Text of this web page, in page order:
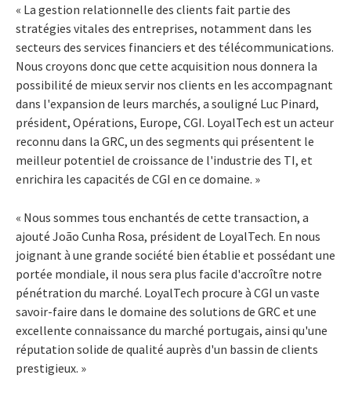
« La gestion relationnelle des clients fait partie des
stratégies vitales des entreprises, notamment dans les
secteurs des services financiers et des télécommunications.
Nous croyons donc que cette acquisition nous donnera la
possibilité de mieux servir nos clients en les accompagnant
dans l'expansion de leurs marchés, a souligné Luc Pinard,
président, Opérations, Europe, CGI. LoyalTech est un acteur
reconnu dans la GRC, un des segments qui présentent le
meilleur potentiel de croissance de l'industrie des TI, et
enrichira les capacités de CGI en ce domaine. »
« Nous sommes tous enchantés de cette transaction, a
ajouté João Cunha Rosa, président de LoyalTech. En nous
joignant à une grande société bien établie et possédant une
portée mondiale, il nous sera plus facile d'accroître notre
pénétration du marché. LoyalTech procure à CGI un vaste
savoir-faire dans le domaine des solutions de GRC et une
excellente connaissance du marché portugais, ainsi qu'une
réputation solide de qualité auprès d'un bassin de clients
prestigieux. »